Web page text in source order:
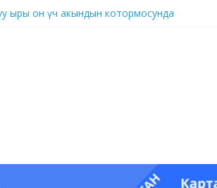
ыры он үч акындын котормосунда